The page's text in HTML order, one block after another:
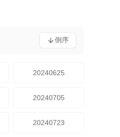
倒序
20240625
20240705
20240723